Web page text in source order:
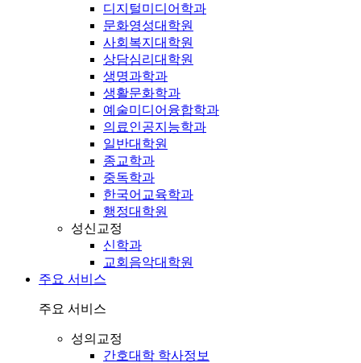
디지털미디어학과
문화영성대학원
사회복지대학원
상담심리대학원
생명과학과
생활문화학과
예술미디어융합학과
의료인공지능학과
일반대학원
종교학과
중독학과
한국어교육학과
행정대학원
성신교정
신학과
교회음악대학원
주요 서비스
주요 서비스
성의교정
간호대학 학사정보